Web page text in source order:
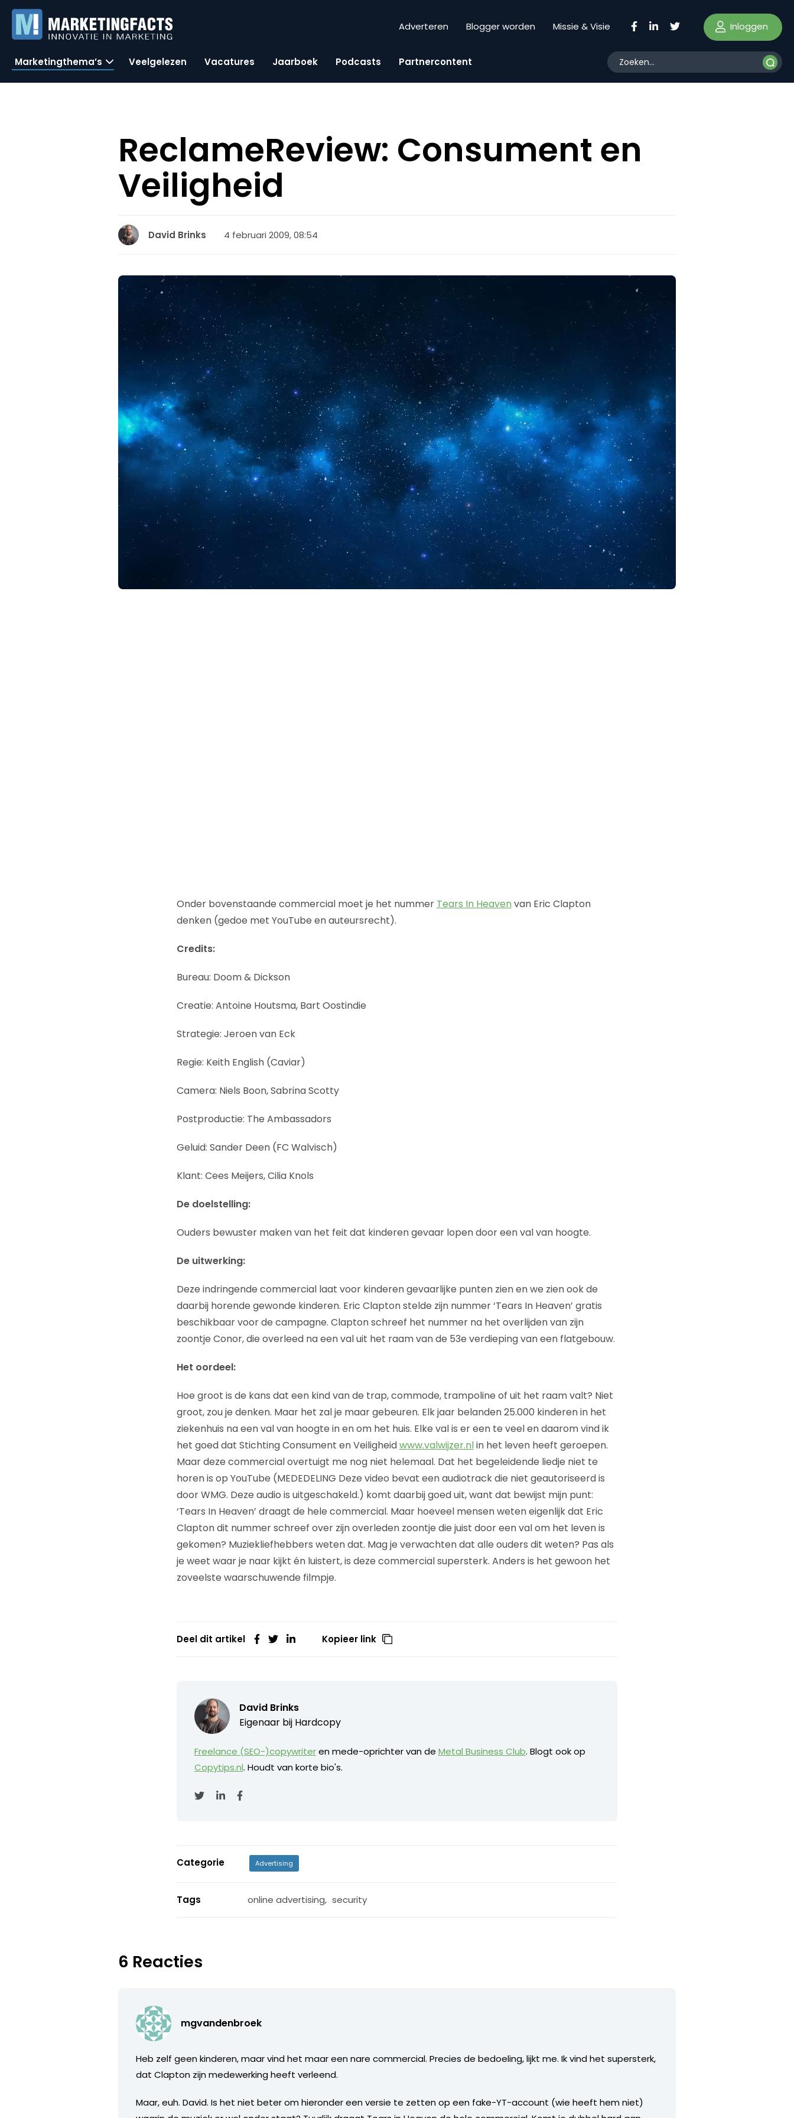
Adverteren Blogger worden Missie & Visie Inloggen
Marketingthema’s Veelgelezen Vacatures Jaarboek Podcasts Partnercontent
ReclameReview: Consument en
Veiligheid
David Brinks 4 februari 2009, 08:54
Onder bovenstaande commercial moet je het nummer Tears In Heaven van Eric Clapton
denken (gedoe met YouTube en auteursrecht).
Credits:
Bureau: Doom & Dickson
Creatie: Antoine Houtsma, Bart Oostindie
Strategie: Jeroen van Eck
Regie: Keith English (Caviar)
Camera: Niels Boon, Sabrina Scotty
Postproductie: The Ambassadors
Geluid: Sander Deen (FC Walvisch)
Klant: Cees Meijers, Cilia Knols
De doelstelling:
Ouders bewuster maken van het feit dat kinderen gevaar lopen door een val van hoogte.
De uitwerking:
Deze indringende commercial laat voor kinderen gevaarlijke punten zien en we zien ook de
daarbij horende gewonde kinderen. Eric Clapton stelde zijn nummer ‘Tears In Heaven’ gratis
beschikbaar voor de campagne. Clapton schreef het nummer na het overlijden van zijn
zoontje Conor, die overleed na een val uit het raam van de 53e verdieping van een flatgebouw.
Het oordeel:
Hoe groot is de kans dat een kind van de trap, commode, trampoline of uit het raam valt? Niet
groot, zou je denken. Maar het zal je maar gebeuren. Elk jaar belanden 25.000 kinderen in het
ziekenhuis na een val van hoogte in en om het huis. Elke val is er een te veel en daarom vind ik
het goed dat Stichting Consument en Veiligheidwww.valwijzer.nlin het leven heeft geroepen.
Maar deze commercial overtuigt me nog niet helemaal. Dat het begeleidende liedje niet te
horen is op YouTube (MEDEDELING Deze video bevat een audiotrack die niet geautoriseerd is
door WMG. Deze audio is uitgeschakeld.) komt daarbij goed uit, want dat bewijst mijn punt:
‘Tears In Heaven’ draagt de hele commercial. Maar hoeveel mensen weten eigenlijk dat Eric
Clapton dit nummer schreef over zijn overleden zoontje die juist door een val om het leven is
gekomen? Muziekliefhebbers weten dat. Mag je verwachten dat alle ouders dit weten? Pas als
je weet waar je naar kijkt én luistert, is deze commercial supersterk. Anders is het gewoon het
zoveelste waarschuwende filmpje.
Deel dit artikel Kopieer link
David Brinks
Eigenaar bij Hardcopy
Freelance (SEO-)copywriteren mede-oprichter van de Metal Business Club. Blogt ook op
Copytips.nl. Houdt van korte bio's.
Categorie Advertising
Tags online advertising, security
6 Reacties
mgvandenbroek
Heb zelf geen kinderen, maar vind het maar een nare commercial. Precies de bedoeling, lijkt me. Ik vind het supersterk,
dat Clapton zijn medewerking heeft verleend.
Maar, euh. David. Is het niet beter om hieronder een versie te zetten op een fake-YT-account (wie heeft hem niet)